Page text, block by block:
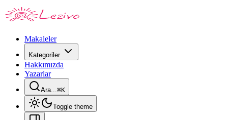
Makaleler
Kategoriler
Hakkımızda
Yazarlar
Ara...⌘K
Toggle theme